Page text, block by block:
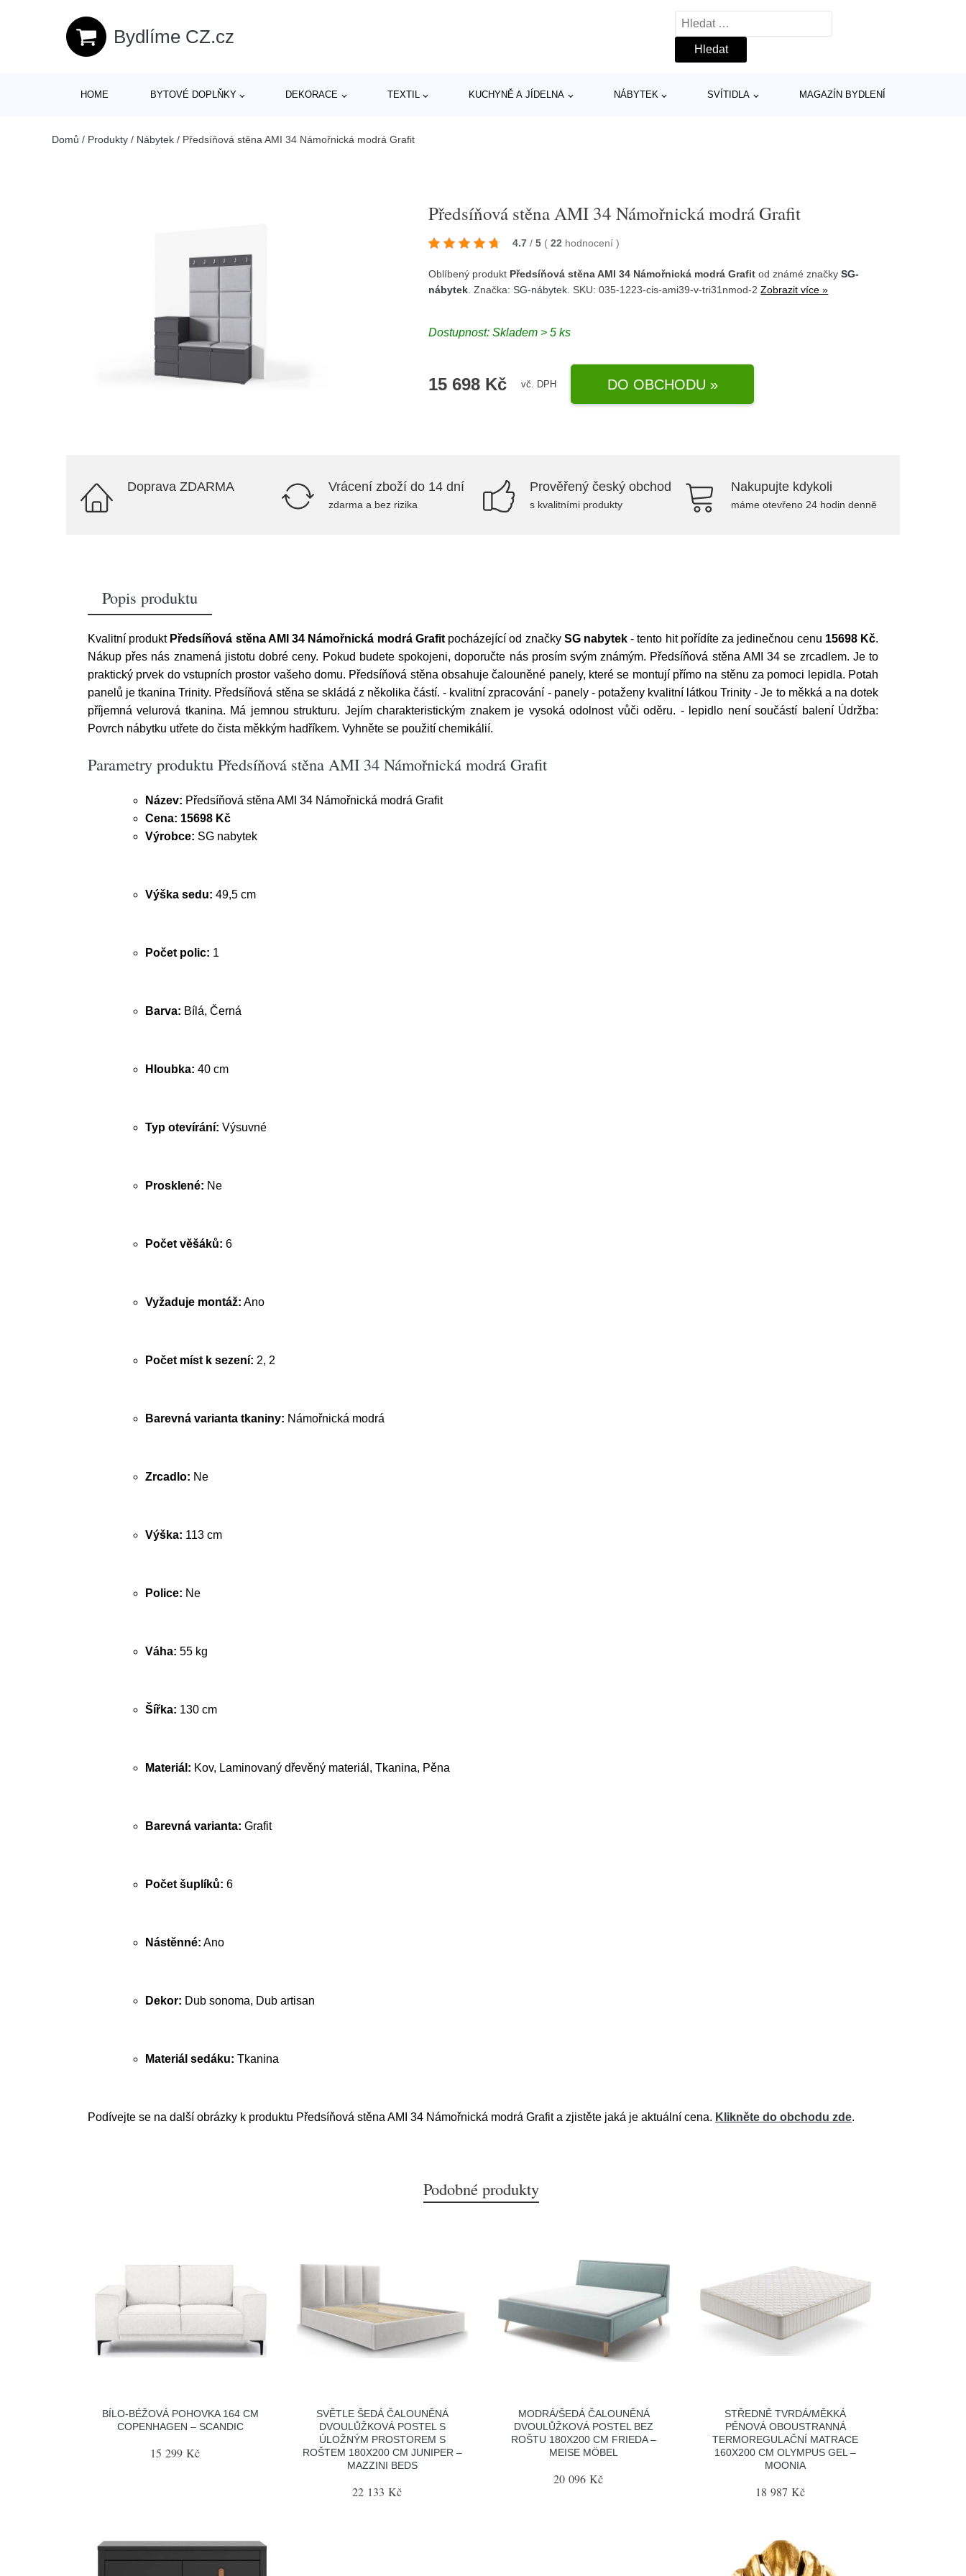
Bydlíme CZ.cz
Vyhledávání
HOME BYTOVÉ DOPLŇKY DEKORACE TEXTIL KUCHYNĚ A JÍDELNA NÁBYTEK SVÍTIDLA MAGAZÍN BYDLENÍ
Domů / Produkty / Nábytek / Předsíňová stěna AMI 34 Námořnická modrá Grafit
Předsíňová stěna AMI 34 Námořnická modrá Grafit
4.7 / 5 ( 22 hodnocení)
Oblíbený produkt Předsíňová stěna AMI 34 Námořnická modrá Grafit od známé značkySG-
nábytek . Značka:SG-nábytek . SKU: 035-1223-cis-ami39-v-tri31nmod-2Zobrazit více »
Dostupnost:Skladem > 5 ks
15 698 Kč vč. DPH DO OBCHODU »
Doprava ZDARMA Vrácení zboží do 14 dní
zdarma a bez rizika
Prověřený český obchod
s kvalitními produkty
Nakupujte kdykoli
máme otevřeno 24 hodin denně
Popis produktu
Kvalitní produkt Předsíňová stěna AMI 34 Námořnická modrá Grafitpocházející od značky SG nabytek - tento hit pořídíte za jedinečnou cenu 15698 Kč.
Nákup přes nás znamená jistotu dobré ceny. Pokud budete spokojeni, doporučte nás prosím svým známým. Předsíňová stěna AMI 34 se zrcadlem. Je to
praktický prvek do vstupních prostor vašeho domu. Předsíňová stěna obsahuje čalouněné panely, které se montují přímo na stěnu za pomoci lepidla. Potah
panelů je tkanina Trinity. Předsíňová stěna se skládá z několika částí. - kvalitní zpracování - panely - potaženy kvalitní látkou Trinity - Je to měkká a na dotek
příjemná velurová tkanina. Má jemnou strukturu. Jejím charakteristickým znakem je vysoká odolnost vůči oděru. - lepidlo není součástí balení Údržba:
Povrch nábytku utřete do čista měkkým hadříkem. Vyhněte se použití chemikálií.
Parametry produktu Předsíňová stěna AMI 34 Námořnická modrá Grafit
Název: Předsíňová stěna AMI 34 Námořnická modrá Grafit
Cena: 15698 Kč
Výrobce: SG nabytek
Výška sedu: 49,5 cm
Počet polic: 1
Barva: Bílá, Černá
Hloubka: 40 cm
Typ otevírání: Výsuvné
Prosklené: Ne
Počet věšáků: 6
Vyžaduje montáž: Ano
Počet míst k sezení: 2, 2
Barevná varianta tkaniny: Námořnická modrá
Zrcadlo: Ne
Výška: 113 cm
Police: Ne
Váha: 55 kg
Šířka: 130 cm
Materiál: Kov, Laminovaný dřevěný materiál, Tkanina, Pěna
Barevná varianta: Grafit
Počet šuplíků: 6
Nástěnné: Ano
Dekor: Dub sonoma, Dub artisan
Materiál sedáku: Tkanina
Podívejte se na další obrázky k produktu Předsíňová stěna AMI 34 Námořnická modrá Grafit a zjistěte jaká je aktuální cena. Klikněte do obchodu zde.
Podobné produkty
BÍLO-BÉŽOVÁ POHOVKA 164 CM
COPENHAGEN – SCANDIC
15 299 Kč
SVĚTLE ŠEDÁ ČALOUNĚNÁ
DVOULŮŽKOVÁ POSTEL S
ÚLOŽNÝM PROSTOREM S
ROŠTEM 180X200 CM JUNIPER –
MAZZINI BEDS
22 133 Kč
MODRÁ/ŠEDÁ ČALOUNĚNÁ
DVOULŮŽKOVÁ POSTEL BEZ
ROŠTU 180X200 CM FRIEDA –
MEISE MÖBEL
20 096 Kč
STŘEDNĚ TVRDÁ/MĚKKÁ
PĚNOVÁ OBOUSTRANNÁ
TERMOREGULAČNÍ MATRACE
160X200 CM OLYMPUS GEL –
MOONIA
18 987 Kč